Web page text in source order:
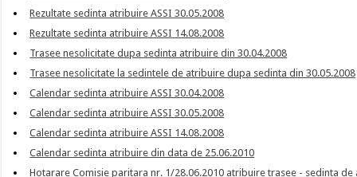
Rezultate sedinta atribuire ASSI 30.05.2008
Rezultate sedinta atribuire ASSI 14.08.2008
Trasee nesolicitate dupa sedinta atribuire din 30.04.2008
Trasee nesolicitate la sedintele de atribuire dupa sedinta din 30.05.2008
Calendar sedinta atribuire ASSI 30.04.2008
Calendar sedinta atribuire ASSI 30.05.2008
Calendar sedinta atribuire ASSI 14.08.2008
Calendar sedinta atribuire din data de 25.06.2010
Hotarare Comisie paritara nr. 1/28.06.2010 atribuire trasee - sedinta